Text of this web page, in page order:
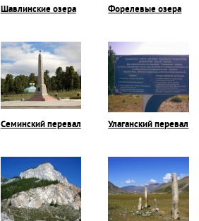
Шавлинские озера Форелевые озера
Семинский перевал Улаганский перевал